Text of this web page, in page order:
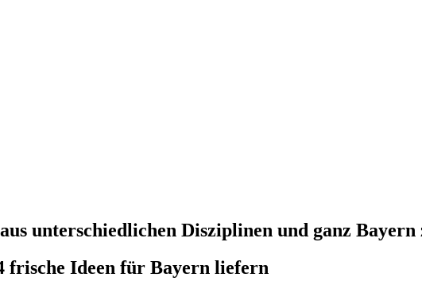
unterschiedlichen Disziplinen und ganz Bayern
frische Ideen für Bayern liefern